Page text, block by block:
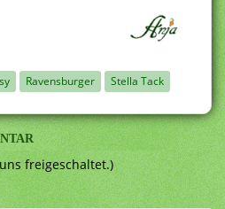
Ravensburger Stella Tack
freigeschaltet.)